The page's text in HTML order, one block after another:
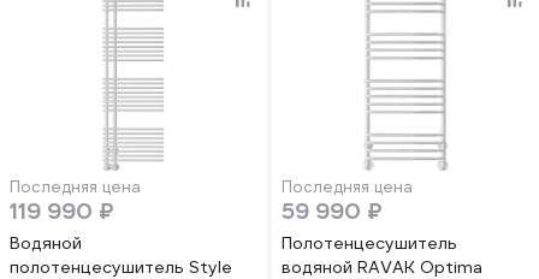
Последняя цена
119 990 ₽
Водяной
полотенцесушитель Style
Последняя цена
59 990 ₽
Полотенцесушитель
водяной RAVAK Optima